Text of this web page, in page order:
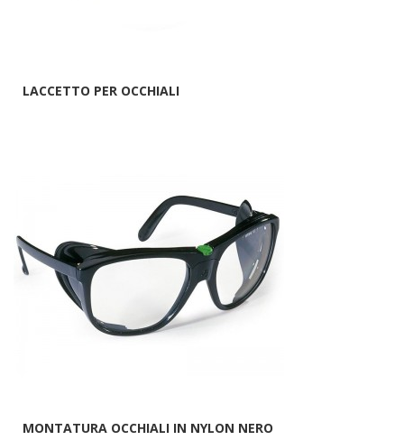
LACCETTO PER OCCHIALI
MONTATURA OCCHIALI IN NYLON NERO